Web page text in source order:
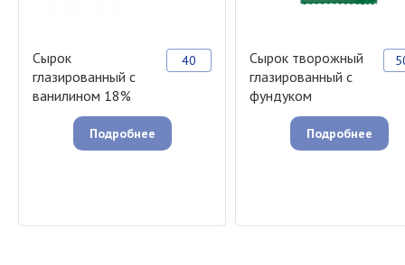
Сырок
глазированный с
ванилином 18%
40
Подробнее
Сырок творожный
глазированный с
фундуком
Подробнее